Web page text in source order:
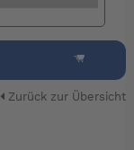
Zurück zur Übersicht